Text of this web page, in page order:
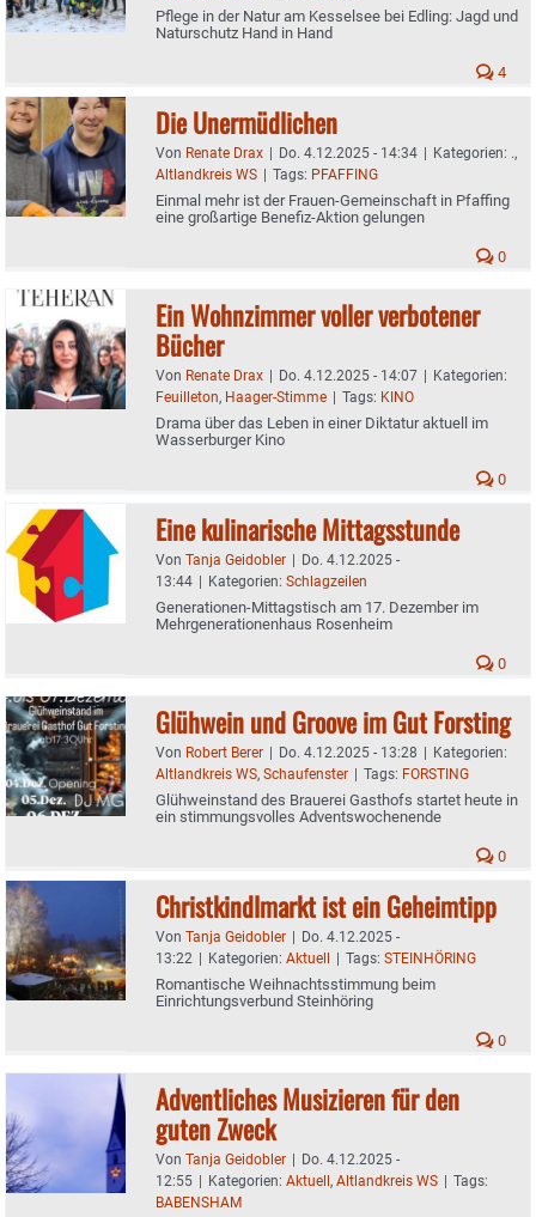
Pflege in der Natur am Kesselsee bei Edling: Jagd und
Naturschutz Hand in Hand
4
Die Unermüdlichen
Von Renate Drax | Do. 4.12.2025 - 14:34 | Kategorien: .,
Altlandkreis WS | Tags: PFAFFING
Einmal mehr ist der Frauen-Gemeinschaft in Pfaffing
eine großartige Benefiz-Aktion gelungen
0
Ein Wohnzimmer voller verbotener
Bücher
Von Renate Drax | Do. 4.12.2025 - 14:07 | Kategorien:
Feuilleton, Haager-Stimme | Tags: KINO
Drama über das Leben in einer Diktatur aktuell im
Wasserburger Kino
0
Eine kulinarische Mittagsstunde
Von Tanja Geidobler | Do. 4.12.2025 -
13:44 | Kategorien: Schlagzeilen
Generationen-Mittagstisch am 17. Dezember im
Mehrgenerationenhaus Rosenheim
0
Glühwein und Groove im Gut Forsting
Von Robert Berer | Do. 4.12.2025 - 13:28 | Kategorien:
Altlandkreis WS, Schaufenster | Tags: FORSTING
Glühweinstand des Brauerei Gasthofs startet heute in
ein stimmungsvolles Adventswochenende
0
Christkindlmarkt ist ein Geheimtipp
Von Tanja Geidobler | Do. 4.12.2025 -
13:22 | Kategorien: Aktuell | Tags: STEINHÖRING
Romantische Weihnachtsstimmung beim
Einrichtungsverbund Steinhöring
0
Adventliches Musizieren für den
guten Zweck
Von Tanja Geidobler | Do. 4.12.2025 -
12:55 | Kategorien: Aktuell, Altlandkreis WS | Tags:
BABENSHAM